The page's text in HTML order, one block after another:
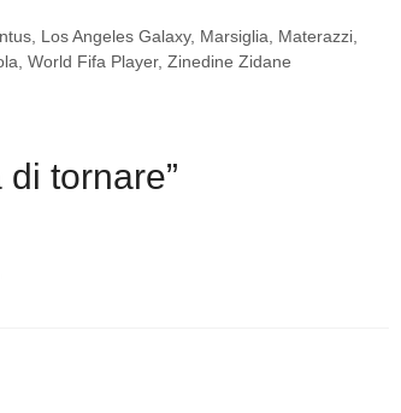
Los Angeles Galaxy, Marsiglia Materazzi
World Fifa Player, Zinedine Zidane
tornare”